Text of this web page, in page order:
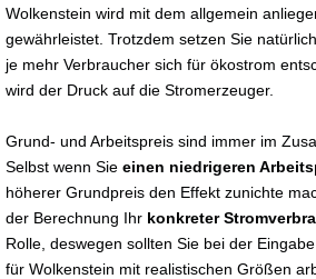
Wolkenstein wird mit dem allgemein
gewährleistet. Trotzdem setzen Sie
je mehr Verbraucher sich für ökostrom
wird der Druck auf die Stromerzeuger.
Grund- und Arbeitspreis sind immer im
Selbst wenn Sie einen niedrigeren
höherer Grundpreis den Effekt zunichte
der Berechnung Ihr konkreter
Rolle, deswegen sollten Sie bei der
für Wolkenstein mit realistischen Größen